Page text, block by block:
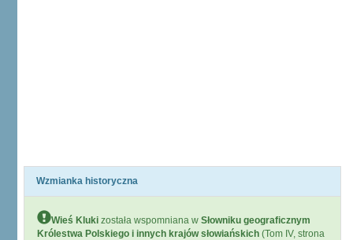
Wzmianka historyczna
Wieś Kluki została wspomniana w Słowniku geograficznym
Królestwa Polskiego i innych krajów słowiańskich (Tom IV, strona